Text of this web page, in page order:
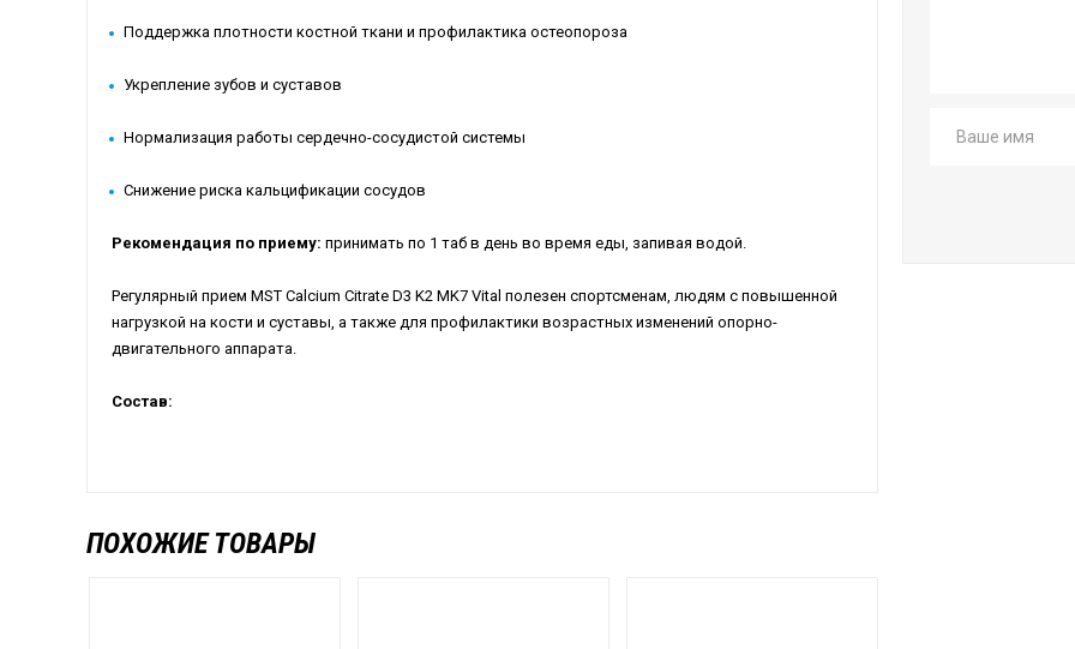
Поддержка плотности костной ткани и профилактика остеопороза
Укрепление зубов и суставов
Нормализация работы сердечно-сосудистой системы
Снижение риска кальцификации сосудов
Рекомендация по приему: принимать по 1 таб в день во время еды, запивая водой.
Регулярный прием MST Calcium Citrate D3 K2 MK7 Vital полезен спортсменам, людям с повышенной
нагрузкой на кости и суставы, а также для профилактики возрастных изменений опорно-
двигательного аппарата.
Состав:
ПОХОЖИЕ ТОВАРЫ